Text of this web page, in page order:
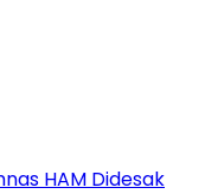
HAM Didesak